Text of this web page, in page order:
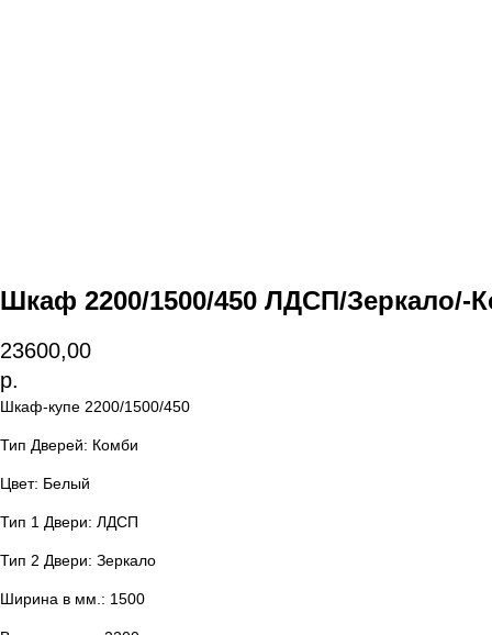
Шкаф 2200/1500/450 ЛДСП/Зеркало/-
23600,00
р.
Шкаф-купе 2200/1500/450
Тип Дверей: Комби
Цвет: Белый
Тип 1 Двери: ЛДСП
Тип 2 Двери: Зеркало
Ширина в мм.: 1500